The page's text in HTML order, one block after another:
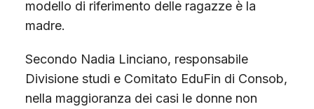
modello di riferimento delle ragazze è la
madre.
Secondo Nadia Linciano, responsabile
Divisione studi e Comitato EduFin di Consob,
nella maggioranza dei casi le donne non